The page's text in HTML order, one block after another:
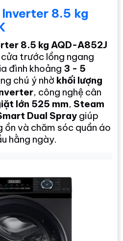
8.5 kg
8.5 kg AQD-A852J
trước lồng ngang
đình khoảng 3 - 5
chú ý nhờ khối lượng
, công nghệ cân
lớn 525 mm, Steam
Dual Spray giúp
ồn và chăm sóc quần áo
hằng ngày.